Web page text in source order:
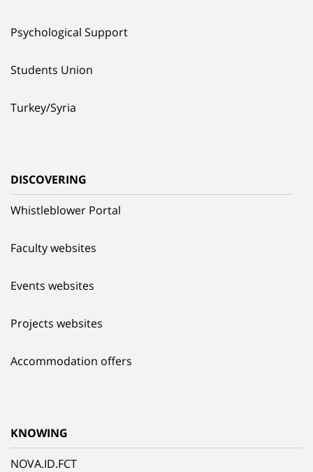
Psychological Support
Students Union
Turkey/Syria
DISCOVERING
Whistleblower Portal
Faculty websites
Events websites
Projects websites
Accommodation offers
KNOWING
NOVA.ID.FCT